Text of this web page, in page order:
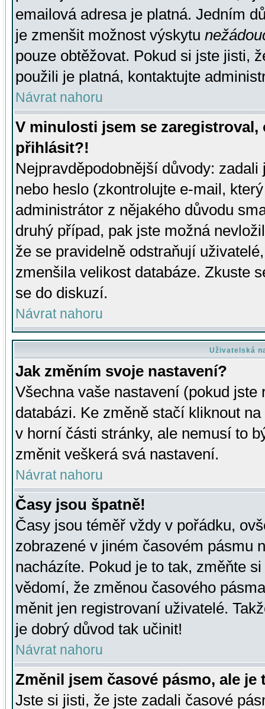
emailová adresa je platná. Jedním
je zmenšit možnost výskytu
pouze obtěžovat. Pokud si jste jisti,
použili je platná, kontaktujte
Návrat nahoru
V minulosti jsem se
přihlásit?!
Nejpravděpodobnější důvody:
nebo heslo (zkontrolujte e-mail,
administrátor z nějakého důvodu
druhý případ, pak jste možná
že se pravidelně odstraňují
zmenšila velikost databáze. Zkuste
se do diskuzí.
Návrat nahoru
Uživatelská
Jak změním svoje nastavení?
Všechna vaše nastavení (pokud
databázi. Ke změně stačí kliknout
v horní části stránky, ale nemusí to
změnit veškerá svá nastavení.
Návrat nahoru
Časy jsou špatně!
Časy jsou téměř vždy v pořádku,
zobrazené v jiném časovém pásmu
nacházíte. Pokud je to tak, změňte
vědomí, že změnou časového
měnit jen registrovaní uživatelé.
je dobrý důvod tak učinit!
Návrat nahoru
Změnil jsem časové pásmo, ale je
Jste si jisti, že jste zadali časové